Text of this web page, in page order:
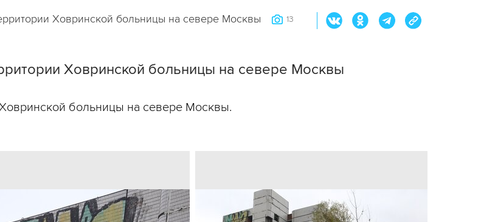
Ховринской больницы на севере Москвы 13
Ховринской больницы на севере Москвы
больницы на севере Москвы.